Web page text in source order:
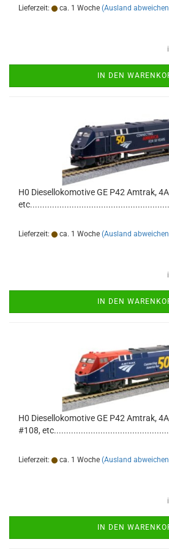
Lieferzeit: ca. 1 Woche (Ausland
IN DEN
H0 Diesellokomotive GE P42 Amtrak,
Lieferzeit: ca. 1 Woche (Ausland
IN DEN
H0 Diesellokomotive GE P42 Amtrak,
#108,
Lieferzeit: ca. 1 Woche (Ausland
IN DEN